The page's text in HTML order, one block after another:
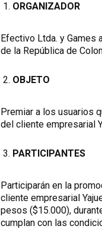
ORGANIZADOR
Efectivo Ltda. y
de la República de
OBJETO
Premiar a los usuarios
del cliente empresarial
PARTICIPANTES
Participarán en la
cliente empresarial
pesos ($15.000),
cumplan con las